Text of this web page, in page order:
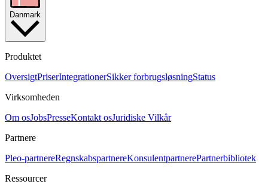
Danmark
Produktet
OversigtPriserIntegrationerSikker forbrugsløsningStatus
Virksomheden
Om osJobsPresseKontakt osJuridiske Vilkår
Partnere
Pleo-partnereRegnskabspartnereKonsulentpartnerePartnerbibliotek
Ressourcer